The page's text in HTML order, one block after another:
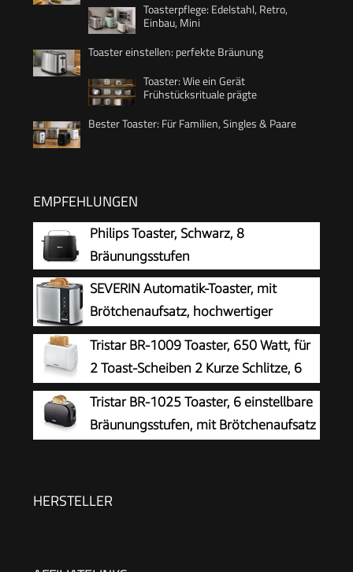
Toasterpflege: Edelstahl, Retro,
Einbau, Mini
Toaster einstellen: perfekte Bräunung
Toaster: Wie ein Gerät
Frühstücksrituale prägte
Bester Toaster: Für Familien, Singles & Paare
EMPFEHLUNGEN
Philips Toaster, Schwarz, 8
Bräunungsstufen
SEVERIN Automatik-Toaster, mit
Brötchenaufsatz, hochwertiger
Edelstahl Toaster zum Toasten,
Auftauen und Erwärmen, 800 W,steel, AT 2589
Tristar BR-1009 Toaster, 650 Watt, für
2 Toast-Scheiben 2 Kurze Schlitze, 6
Bräunungsstufen und
Aufwärmfunktion für Brötchen – Weiß
Tristar BR-1025 Toaster, 6 einstellbare
Bräunungsstufen, mit Brötchenaufsatz
HERSTELLER